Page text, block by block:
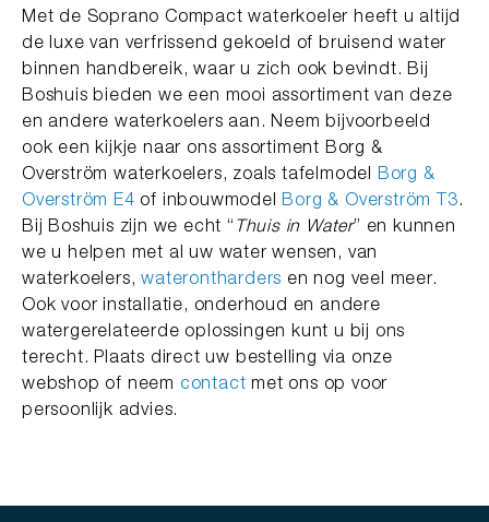
Met de Soprano Compact waterkoeler heeft u altijd
de luxe van verfrissend gekoeld of bruisend water
binnen handbereik, waar u zich ook bevindt. Bij
Boshuis bieden we een mooi assortiment van deze
en andere waterkoelers aan. Neem bijvoorbeeld
ook een kijkje naar ons assortiment Borg &
Overström waterkoelers, zoals tafelmodel
Borg &
Overström E4 of inbouwmodel Borg & Overström T3.
Bij Boshuis zijn we echt “ Thuis in Water” en kunnen
we u helpen met al uw water wensen, van
waterkoelers,waterontharders en nog veel meer.
Ook voor installatie, onderhoud en andere
watergerelateerde oplossingen kunt u bij ons
terecht. Plaats direct uw bestelling via onze
webshop of neem contact met ons op voor
persoonlijk advies.